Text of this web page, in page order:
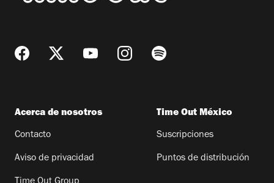
Acerca de nosotros
Contacto
Aviso de privacidad
Time Out México
Suscripciones
Puntos de distribución